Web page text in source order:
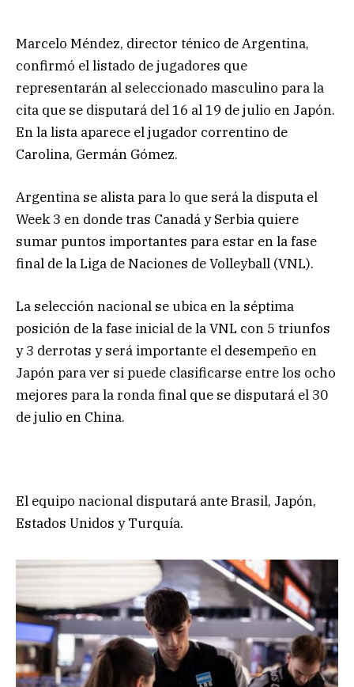
Marcelo Méndez, director ténico de Argentina,
confirmó el listado de jugadores que
representarán al seleccionado masculino para la
cita que se disputará del 16 al 19 de julio en Japón.
En la lista aparece el jugador correntino de
Carolina, Germán Gómez.
Argentina se alista para lo que será la disputa el
Week 3 en donde tras Canadá y Serbia quiere
sumar puntos importantes para estar en la fase
final de la Liga de Naciones de Volleyball (VNL).
La selección nacional se ubica en la séptima
posición de la fase inicial de la VNL con 5 triunfos
y 3 derrotas y será importante el desempeño en
Japón para ver si puede clasificarse entre los ocho
mejores para la ronda final que se disputará el 30
de julio en China.
El equipo nacional disputará ante Brasil, Japón,
Estados Unidos y Turquía.